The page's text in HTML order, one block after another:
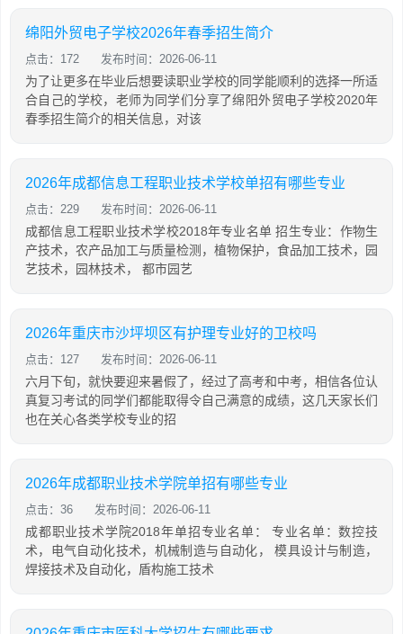
绵阳外贸电子学校2026年春季招生简介
点击：172 发布时间：2026-06-11
为了让更多在毕业后想要读职业学校的同学能顺利的选择一所适
合自己的学校，老师为同学们分享了绵阳外贸电子学校2020年
春季招生简介的相关信息，对该
2026年成都信息工程职业技术学校单招有哪些专业
点击：229 发布时间：2026-06-11
成都信息工程职业技术学校2018年专业名单 招生专业：作物生
产技术，农产品加工与质量检测，植物保护，食品加工技术，园
艺技术，园林技术， 都市园艺
2026年重庆市沙坪坝区有护理专业好的卫校吗
点击：127 发布时间：2026-06-11
六月下旬，就快要迎来暑假了，经过了高考和中考，相信各位认
真复习考试的同学们都能取得令自己满意的成绩，这几天家长们
也在关心各类学校专业的招
2026年成都职业技术学院单招有哪些专业
点击：36 发布时间：2026-06-11
成都职业技术学院2018年单招专业名单： 专业名单：数控技
术，电气自动化技术，机械制造与自动化， 模具设计与制造，
焊接技术及自动化，盾构施工技术